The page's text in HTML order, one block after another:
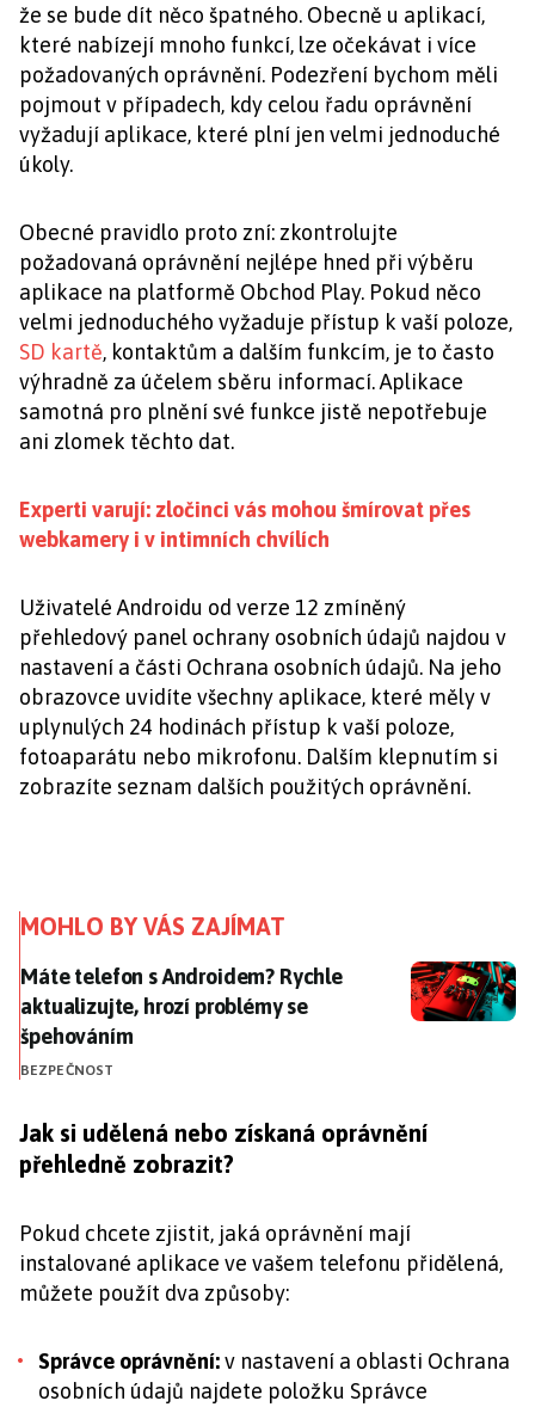
že se bude dít něco špatného. Obecně u aplikací,
které nabízejí mnoho funkcí, lze očekávat i více
požadovaných oprávnění. Podezření bychom měli
pojmout v případech, kdy celou řadu oprávnění
vyžadují aplikace, které plní jen velmi jednoduché
úkoly.
Obecné pravidlo proto zní: zkontrolujte
požadovaná oprávnění nejlépe hned při výběru
aplikace na platformě Obchod Play. Pokud něco
velmi jednoduchého vyžaduje přístup k vaší poloze,
SD kartě, kontaktům a dalším funkcím, je to často
výhradně za účelem sběru informací. Aplikace
samotná pro plnění své funkce jistě nepotřebuje
ani zlomek těchto dat.
Experti varují: zločinci vás mohou šmírovat přes
webkamery i v intimních chvílích
Uživatelé Androidu od verze 12 zmíněný
přehledový panel ochrany osobních údajů najdou v
nastavení a části Ochrana osobních údajů. Na jeho
obrazovce uvidíte všechny aplikace, které měly v
uplynulých 24 hodinách přístup k vaší poloze,
fotoaparátu nebo mikrofonu. Dalším klepnutím si
zobrazíte seznam dalších použitých oprávnění.
MOHLO BY VÁS ZAJÍMAT
Máte telefon s Androidem? Rychle aktualizujte,
Máte telefon s Androidem? Rychle
aktualizujte, hrozí problémy se
špehováním
BEZPEČNOST
Jak si udělená nebo získaná oprávnění
přehledně zobrazit?
Pokud chcete zjistit, jaká oprávnění mají
instalované aplikace ve vašem telefonu přidělená,
můžete použít dva způsoby:
Správce oprávnění:v nastavení a oblasti Ochrana
osobních údajů najdete položku Správce